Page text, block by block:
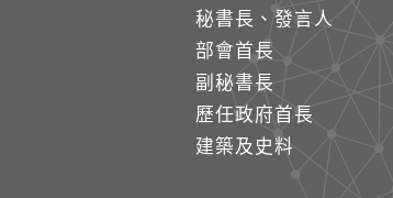
秘書長、發言人
部會首長
副秘書長
歷任政府首長
建築及史料